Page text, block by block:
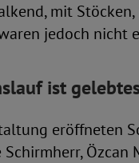
mit
jedoch nicht
ist
eröffneten
Schirmherr,